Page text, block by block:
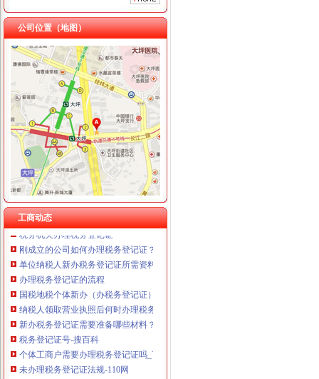
重庆斯帕索商贸有限公司 渝中500万 （进出口权）
重庆德谋生产力促进中心有限公司 渝大10万 （工商注册）
成都国科海博信息技术股份有限公司重庆分公司 渝江 （工商注册）
公司位置（地图）
工商动态
磁器口办税务登记证
北京办理注册有限公司流程
【办理组织机构代码证、办理税务登记证】-朝大望路易登网
个体户有营业执照,怎么办理税务登记证-生活杂谈-得意生活-武汉生
合肥哪里办税务登记证？-问答-合肥合肥房多多
办理税务登记证代码证北京海淀上地-北京58同城
税务登记证-搜百科
税务机关办理税务登记证
刚成立的公司如何办理税务登记证？_中华会计网校
单位纳税人新办税务登记证所需资料_中华会计网校
办理税务登记证的流程
国税地税个体新办（办税务登记证）免费
纳税人领取营业执照后何时办理税务登记证-法律快车税法
新办税务登记证需要准备哪些材料？_找法网（Findlaw.cn）
税务登记证号-搜百科
个体工商户需要办理税务登记证吗_百度知道
未办理税务登记证法规-110网
税务登记证号-搜百科